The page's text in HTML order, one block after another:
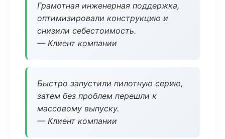
Грамотная инженерная поддержка,
оптимизировали конструкцию и
снизили себестоимость.
— Клиент компании
Быстро запустили пилотную серию,
затем без проблем перешли к
массовому выпуску.
— Клиент компании